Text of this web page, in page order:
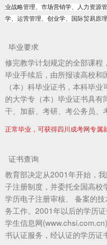
业战略管理、市场营销学、人力资源
学、运营管理、创业学、国际贸易原理
毕业要求
修完教学计划规定的全部课
毕业手续后，由所报读高校
（本）科毕业证书，本科毕
的大学专（本）毕业证书具
干、加薪、考研、考公务员、
正常毕业，可获得四川成考网专属
证书查询
教育部决定从2001年开始，
子注册制度，并委托全国高校
学历电子注册审核、 备案的
务工作。2001年以后的学历
学生信息网
书认证服务，经认证的学历证